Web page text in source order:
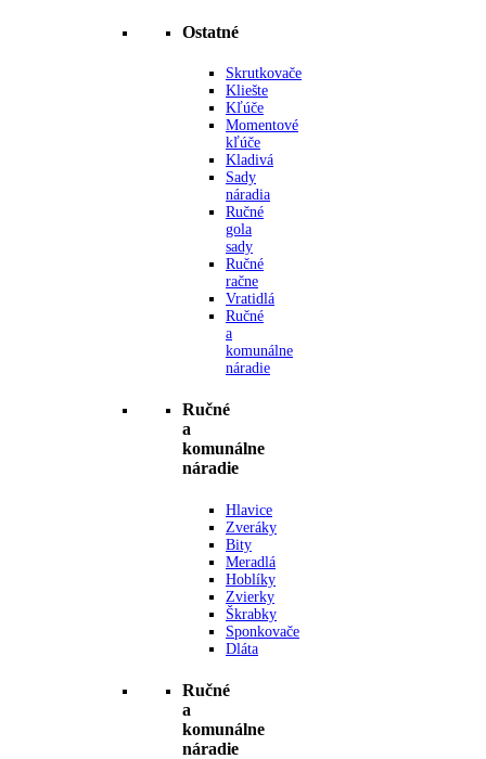
Ostatné
Skrutkovače
Kliešte
Kľúče
Momentové
kľúče
Kladivá
Sady
náradia
Ručné
gola
sady
Ručné
račne
Vratidlá
Ručné
a
komunálne
náradie
Ručné
a
komunálne
náradie
Hlavice
Zveráky
Bity
Meradlá
Hoblíky
Zvierky
Škrabky
Sponkovače
Dláta
Ručné
a
komunálne
náradie